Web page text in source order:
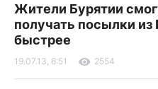
Жители Бурятии
получать посылки из
быстрее
19.07.13, 6:51 2554